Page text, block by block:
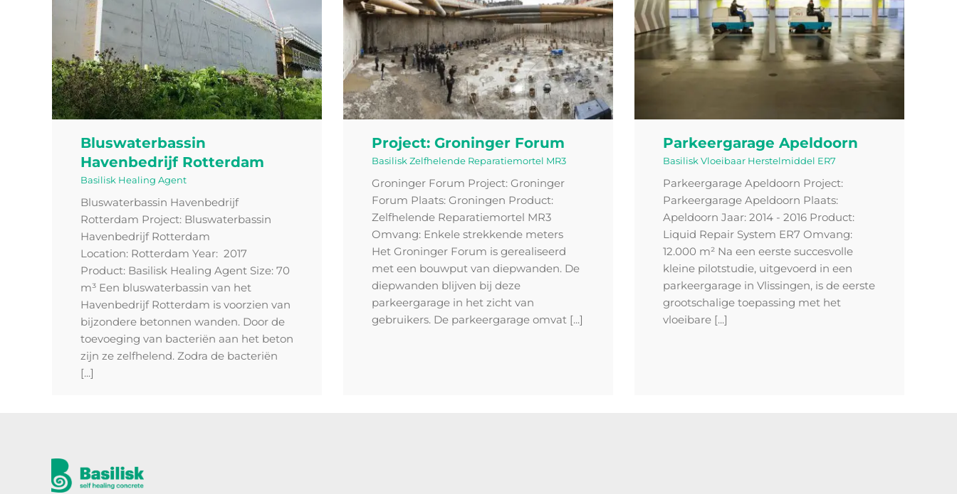
Bluswaterbassin
Havenbedrijf Rotterdam
Basilisk Healing Agent
Bluswaterbassin Havenbedrijf
Rotterdam Project: Bluswaterbassin
Havenbedrijf Rotterdam
Location: Rotterdam Year: 2017
Product: Basilisk Healing Agent Size: 70
m³ Een bluswaterbassin van het
Havenbedrijf Rotterdam is voorzien van
bijzondere betonnen wanden. Door de
toevoeging van bacteriën aan het beton
zijn ze zelfhelend. Zodra de bacteriën
[...]
Project: Groninger Forum
Basilisk Zelfhelende Reparatiemortel MR3
Groninger Forum Project: Groninger
Forum Plaats: Groningen Product:
Zelfhelende Reparatiemortel MR3
Omvang: Enkele strekkende meters
Het Groninger Forum is gerealiseerd
met een bouwput van diepwanden. De
diepwanden blijven bij deze
parkeergarage in het zicht van
gebruikers. De parkeergarage omvat [...]
Parkeergarage Apeldoorn
Basilisk Vloeibaar Herstelmiddel ER7
Parkeergarage Apeldoorn Project:
Parkeergarage Apeldoorn Plaats:
Apeldoorn Jaar: 2014 - 2016 Product:
Liquid Repair System ER7 Omvang:
12.000 m² Na een eerste succesvolle
kleine pilotstudie, uitgevoerd in een
parkeergarage in Vlissingen, is de eerste
grootschalige toepassing met het
vloeibare [...]